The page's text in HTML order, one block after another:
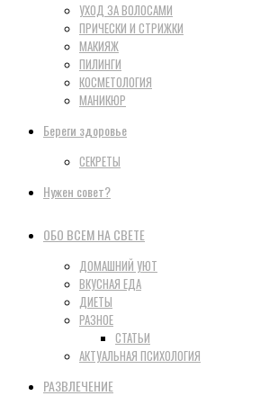
УХОД ЗА ВОЛОСАМИ
ПРИЧЕСКИ И СТРИЖКИ
МАКИЯЖ
ПИЛИНГИ
КОСМЕТОЛОГИЯ
МАНИКЮР
Береги здоровье
СЕКРЕТЫ
Нужен совет?
ОБО ВСЕМ НА СВЕТЕ
ДОМАШНИЙ УЮТ
ВКУСНАЯ ЕДА
ДИЕТЫ
РАЗНОЕ
СТАТЬИ
АКТУАЛЬНАЯ ПСИХОЛОГИЯ
РАЗВЛЕЧЕНИЕ